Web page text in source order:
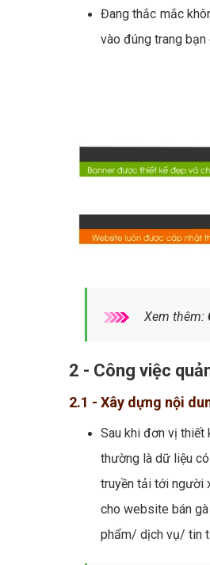
Đang thắc mắc
vào đúng trang
Xem thêm:
2 - Công việc
2.1 - Xây dựng nội
Sau khi đơn vị thiết
thường là dữ liệu
truyền tải tới người
cho website bán
phẩm/ dịch vụ/ tin